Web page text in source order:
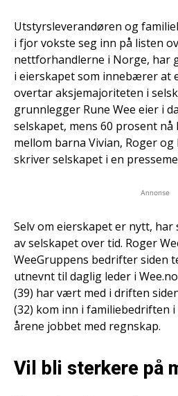
Utstyrsleverandøren og
i fjor vokste seg inn på listen
nettforhandlerne i Norge, har
i eierskapet som innebærer at
overtar aksjemajoriteten i
grunnlegger Rune Wee eier i
selskapet, mens 60 prosent
mellom barna Vivian, Roger
skriver selskapet i en
Annonse
Selv om eierskapet er nytt,
av selskapet over tid. Roger
WeeGruppens bedrifter siden
utnevnt til daglig leder i
(39) har vært med i driften
(32) kom inn i familiebedriften i
årene jobbet med regnskap.
Vil bli sterkere på